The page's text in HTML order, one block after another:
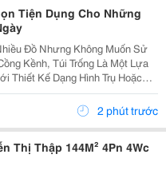
Tiện Dụng Cho Những
Đồ Nhưng Không Muốn Sử
Kềnh, Túi Trống Là Một Lựa
Thiết Kế Dạng Hình Trụ Hoặc
Gian Chứa Rộng, Dễ Sắp
Và Các Vật Dụng Cá Nhân.
2 phút trước
Thị Thập 144M² 4Pn 4Wc